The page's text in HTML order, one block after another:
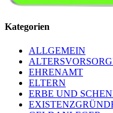
Kategorien
ALLGEMEIN
EHRENAMT
ELTERN
ERBE UND